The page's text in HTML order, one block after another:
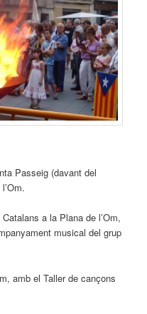
Passeig (davant del
a la Plana de l’Om,
musical del grup
amb el Taller de cançons